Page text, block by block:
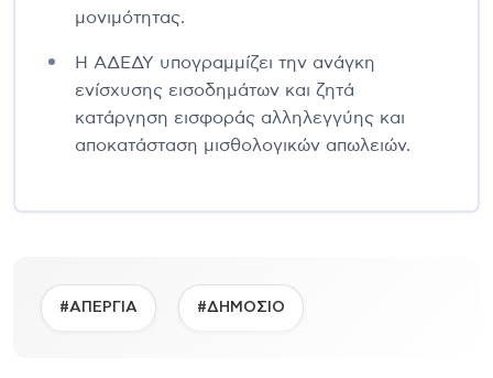
μονιμότητας.
Η ΑΔΕΔΥ υπογραμμίζει την ανάγκη
ενίσχυσης εισοδημάτων και ζητά
κατάργηση εισφοράς αλληλεγγύης και
αποκατάσταση μισθολογικών απωλειών.
#ΑΠΕΡΓΙΑ #ΔΗΜΟΣΙΟ